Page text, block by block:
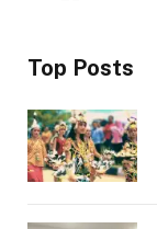
Top Posts